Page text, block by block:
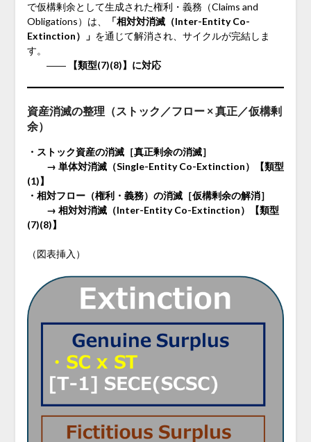
で仮構剰余として生成された権利・義務（Claims and
Obligations）は、
「相対対消滅（Inter-Entity Co-
Extinction）」 を通じて解消され、サイクルが完結しま
す。
――
【類型(7)(8)】に対応
資産消滅の整理（ストック／フロー × 真正／仮構剰
余）
・ストック資産の消滅［真正剰余の消滅］
→ 単体対消滅（Single-Entity Co-Extinction）【類型
(1)】
・相対フロー（権利・義務）の消滅［仮構剰余の解消］
→ 相対対消滅（Inter-Entity Co-Extinction）【類型
(7)(8)】
（図表挿入）